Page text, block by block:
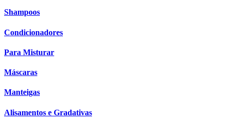
Shampoos
Condicionadores
Para Misturar
Máscaras
Manteigas
Alisamentos e Gradativas